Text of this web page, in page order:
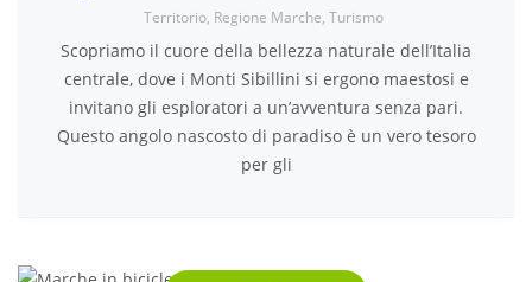
Territorio, Regione Marche, Turismo
Scopriamo il cuore della bellezza naturale dell’Italia
centrale, dove i Monti Sibillini si ergono maestosi e
invitano gli esploratori a un’avventura senza pari.
Questo angolo nascosto di paradiso è un vero tesoro
per gli